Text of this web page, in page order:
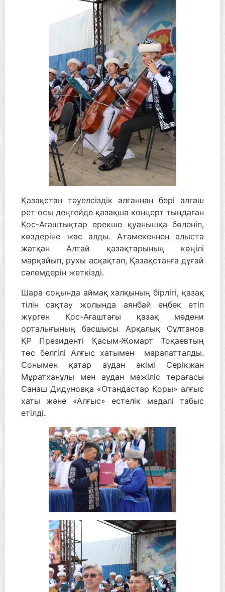
Қазақстан тәуелсіздік алғаннан бері алғаш
рет осы деңгейде қазақша концерт тыңдаған
Қос-Ағаштықтар ерекше қуанышқа бөленіп,
көздеріне жас алды. Атамекеннен алыста
жатқан Алтай қазақтарының көңілі
марқайып, рухы асқақтап, Қазақстанға дұғай
сәлемдерін жеткізді.
Шара соңында аймақ халқының бірлігі, қазақ
тілін сақтау жолында аянбай еңбек етіп
жүрген Қос-Ағаштағы қазақ мәдени
орталығының басшысы Арқалық Сұлтанов
ҚР Президенті Қасым-Жомарт Тоқаевтың
төс белгілі Алғыс хатымен марапатталды.
Сонымен қатар аудан әкімі Серікжан
Мұратханұлы мен аудан мәжіліс төрағасы
Санаш Дидуновқа «Отандастар Қоры» алғыс
хаты және «Алғыс» естелік медалі табыс
етілді.